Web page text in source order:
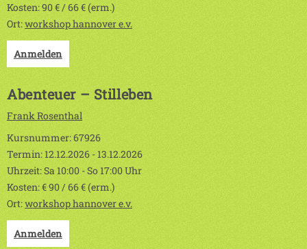
Kosten: 90 € / 66 € (erm.)
Ort:workshop hannover e.v.
Anmelden
Abenteuer – Stilleben
Frank Rosenthal
Kursnummer: 67926
Termin: 12.12.2026 - 13.12.2026
Uhrzeit: Sa 10:00 - So 17:00 Uhr
Kosten: € 90 / 66 € (erm.)
Ort:workshop hannover e.v.
Anmelden